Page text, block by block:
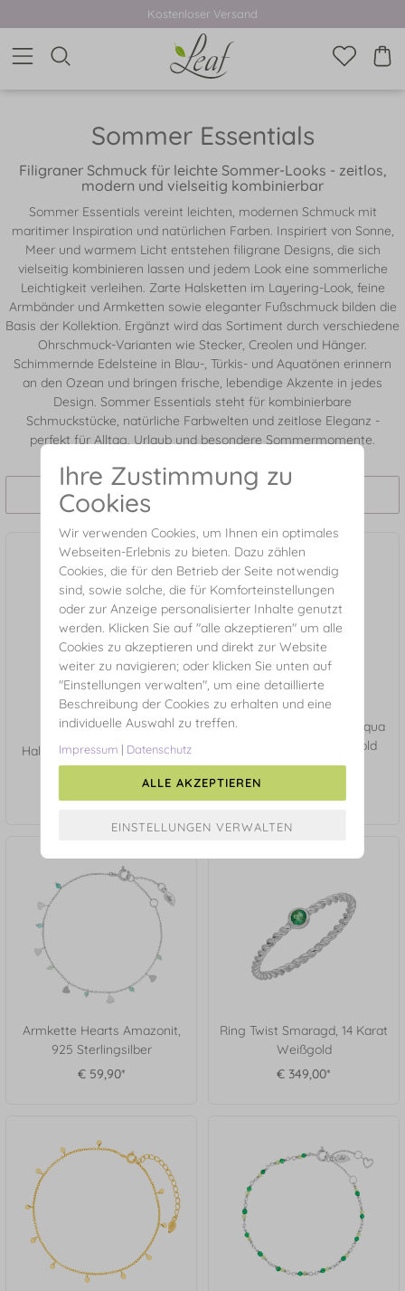
Kostenloser Versand
Sommer Essentials
Filigraner Schmuck für leichte Sommer-Looks - zeitlos,
modern und vielseitig kombinierbar
Sommer Essentials vereint leichten, modernen Schmuck mit
maritimer Inspiration und natürlichen Farben. Inspiriert von Sonne,
Meer und warmem Licht entstehen filigrane Designs, die sich
vielseitig kombinieren lassen und jedem Look eine sommerliche
Leichtigkeit verleihen. Zarte Halsketten im Layering-Look, feine
Armbänder und Armketten sowie eleganter Fußschmuck bilden die
Basis der Kollektion. Ergänzt wird das Sortiment durch verschiedene
Ohrschmuck-Varianten wie Stecker, Creolen und Hänger.
Schimmernde Edelsteine in Blau-, Türkis- und Aquatönen erinnern
an den Ozean und bringen frische, lebendige Akzente in jedes
Design. Sommer Essentials steht für kombinierbare
Schmuckstücke, natürliche Farbwelten und zeitlose Eleganz -
perfekt für Alltag, Urlaub und besondere Sommermomente.
Filtern und Sortieren
Halskette PEARL BOW, 18 K
Gelbgold vergoldet
Ohrhänger Gem Drop, Aqua
Chalzedon, 18 K Gelbgold
vergoldet
Armkette Hearts Amazonit,
925 Sterlingsilber
€ 59,90*
Ring Twist Smaragd, 14 Karat
Weißgold
€ 349,00*
Ihre Zustimmung zu
Cookies
Wir verwenden Cookies, um Ihnen ein optimales
Webseiten-Erlebnis zu bieten. Dazu zählen
Cookies, die für den Betrieb der Seite notwendig
sind, sowie solche, die für Komforteinstellungen
oder zur Anzeige personalisierter Inhalte genutzt
werden. Klicken Sie auf "alle akzeptieren" um alle
Cookies zu akzeptieren und direkt zur Website
weiter zu navigieren; oder klicken Sie unten auf
"Einstellungen verwalten", um eine detaillierte
Beschreibung der Cookies zu erhalten und eine
individuelle Auswahl zu treffen.
Impressum | Datenschutz
ALLE AKZEPTIEREN